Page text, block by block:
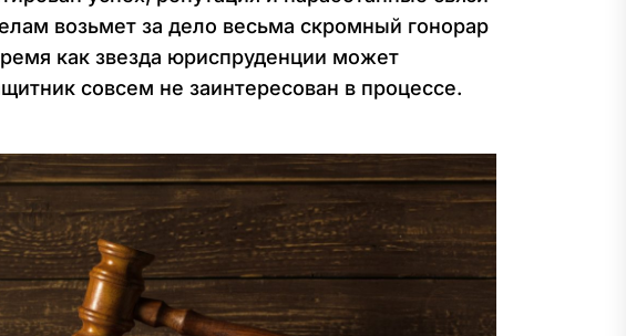
возьмет за дело весьма скромный гонорар
как звезда юриспруденции может
совсем не заинтересован в процессе.